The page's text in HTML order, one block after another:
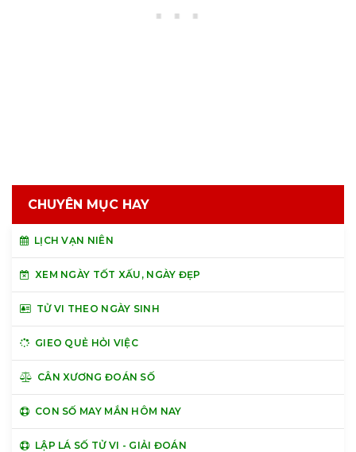
CHUYÊN MỤC HAY
LỊCH VẠN NIÊN
XEM NGÀY TỐT XẤU, NGÀY ĐẸP
TỬ VI THEO NGÀY SINH
GIEO QUẺ HỎI VIỆC
CÂN XƯƠNG ĐOÁN SỐ
CON SỐ MAY MẮN HÔM NAY
LẬP LÁ SỐ TỬ VI - GIẢI ĐOÁN